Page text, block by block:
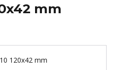
mm